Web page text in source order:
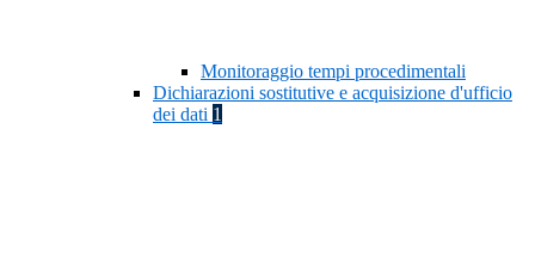
Monitoraggio tempi procedimentali
Dichiarazioni sostitutive e acquisizione d'ufficio
dei dati 1